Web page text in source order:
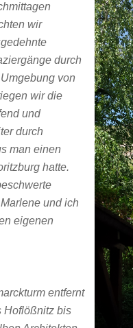
wir
durch
von
wir die
und
durch
man einen
hatte.
und ich
eigenen
entfernt
Hoflößnitz bis